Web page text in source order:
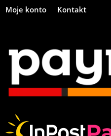
Moje konto
Kontakt